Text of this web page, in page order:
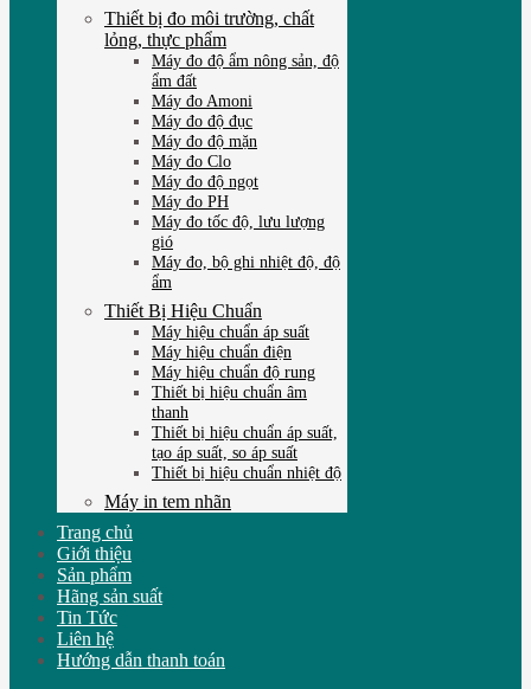
Thiết bị đo môi trường, chất
lỏng, thực phẩm
Máy đo độ ẩm nông sản, độ
ẩm đất
Máy đo Amoni
Máy đo độ đục
Máy đo độ mặn
Máy đo Clo
Máy đo độ ngọt
Máy đo PH
Máy đo tốc độ, lưu lượng
gió
Máy đo, bộ ghi nhiệt độ, độ
ẩm
Thiết Bị Hiệu Chuẩn
Máy hiệu chuẩn áp suất
Máy hiệu chuẩn điện
Máy hiệu chuẩn độ rung
Thiết bị hiệu chuẩn âm
thanh
Thiết bị hiệu chuẩn áp suất,
tạo áp suất, so áp suất
Thiết bị hiệu chuẩn nhiệt độ
Máy in tem nhãn
Trang chủ
Giới thiệu
Sản phẩm
Hãng sản suất
Tin Tức
Liên hệ
Hướng dẫn thanh toán